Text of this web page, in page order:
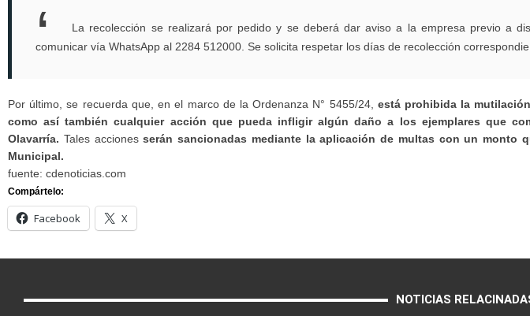
La recolección se realizará por pedido y se deberá dar aviso a la empresa previo a
comunicar vía WhatsApp al 2284 512000. Se solicita respetar los días de recolección
Por último, se recuerda que, en el marco de la Ordenanza N° 5455/24, está prohibida la
como así también cualquier acción que pueda infligir algún daño a los ejemplares que
Olavarría. Tales accionesserán sancionadas mediante la aplicación de multas con un monto
Municipal.
fuente: cdenoticias.com
Compártelo:
Facebook X
NOTICIAS